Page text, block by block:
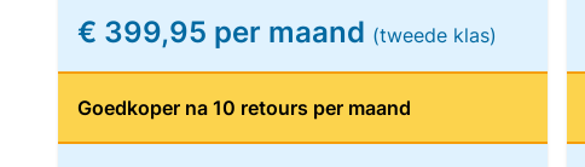
€ 399,95 per maand (tweede klas)
Goedkoper na 10 retours per maand